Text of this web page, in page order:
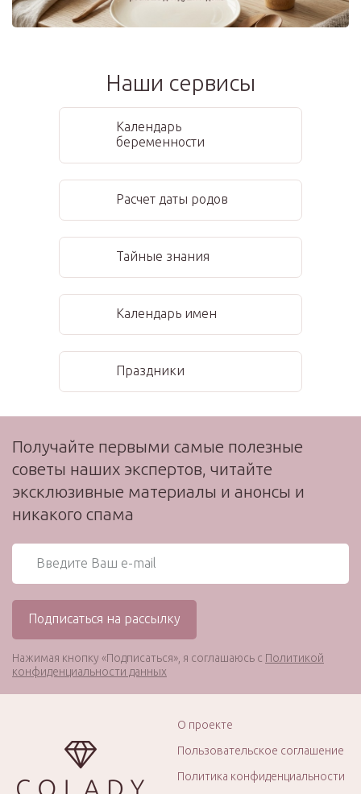
Наши сервисы
Календарь
беременности
Расчет даты родов
Тайные знания
Календарь имен
Праздники
Получайте первыми самые полезные
советы наших экспертов, читайте
эксклюзивные материалы и анонсы и
никакого спама
Нажимая кнопку «Подписаться», я соглашаюсь с Политикой
конфиденциальности данных
О проекте
Пользовательское соглашение
Политика конфиденциальности